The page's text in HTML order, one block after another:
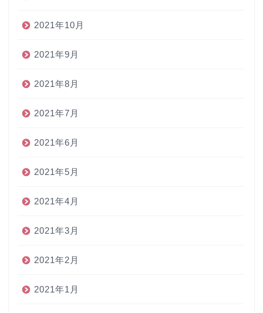
2021年10月
2021年9月
2021年8月
2021年7月
2021年6月
2021年5月
2021年4月
2021年3月
2021年2月
2021年1月